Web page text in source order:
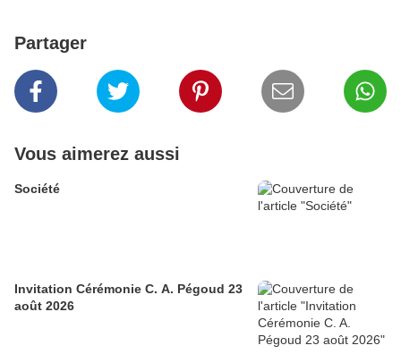
Partager
Vous aimerez aussi
Société
Invitation Cérémonie C. A. Pégoud 23
août 2026